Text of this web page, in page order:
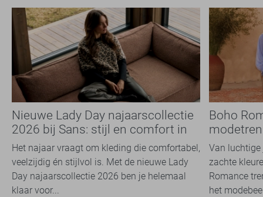
Nieuwe Lady Day najaarscollectie
2026 bij Sans: stijl en comfort in
travelkwaliteit
Het najaar vraagt om kleding die comfortabel,
veelzijdig én stijlvol is. Met de nieuwe Lady
Day najaarscollectie 2026 ben je helemaal
klaar voor...
Boho
overal
Van luchtige
zachte
Romance
het